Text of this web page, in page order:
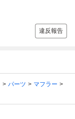
違反報告
パーツ
マフラー